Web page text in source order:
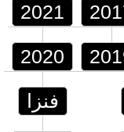
2021
2020
فنزا